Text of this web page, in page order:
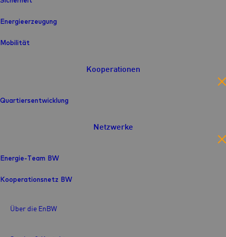
Energieerzeugung
Mobilität
Kooperationen
Quartiersentwicklung
Netzwerke
Energie-Team BW
Kooperationsnetz BW
Über die EnBW